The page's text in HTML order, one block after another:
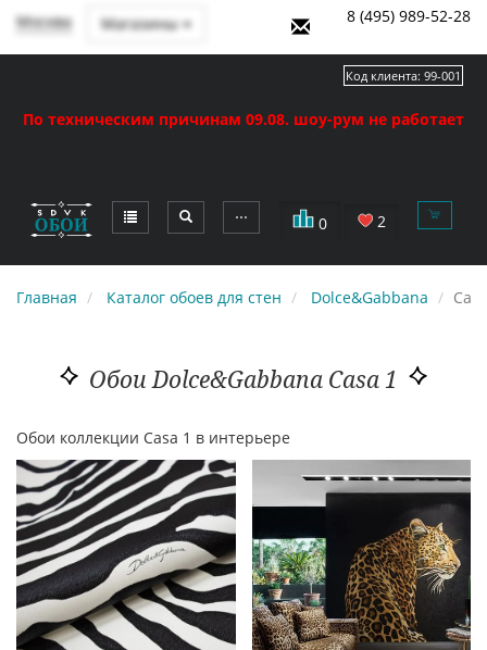
Москва Магазины 8 (495) 989-52-28
По техническим причинам 09.08. шоу-рум не работает
⋯ 0 2
Код клиента: 99-001
Главная Каталог обоев для стен Dolce&Gabbana
Обои Dolce&Gabbana Casa 1
Обои коллекции Casa 1 в интерьере